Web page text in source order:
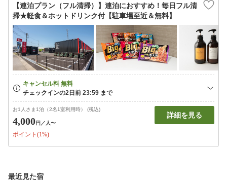
【連泊プラン（フル清掃）】連泊におすすめ！毎日フル清
掃★軽食＆ホットドリンク付【駐車場至近＆無料】
お1人さま1泊（2名1室利用時） (税込)
4,000円 ／人〜
ポイント(1%)
詳細を見る
最近見た宿